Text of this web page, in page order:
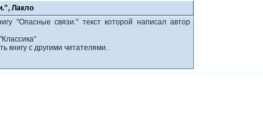
Лакло
"Опасные связи." текст которой написал автор
книгу с другими читателями.